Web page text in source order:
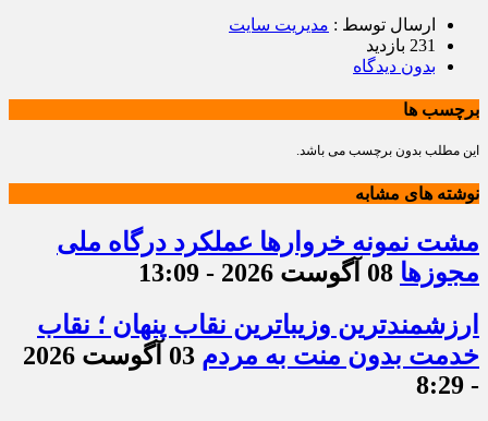
ارسال توسط : مدیریت سایت
231 بازدید
بدون دیدگاه
برچسب ها
این مطلب بدون برچسب می باشد.
نوشته های مشابه
مشت نمونه خروارها عملکرد درگاه ملی
مجوزها 08 آگوست 2026 - 13:09
ارزشمندترین وزیباترین نقاب پنهان ؛ نقاب
خدمت بدون منت به مردم
03 آگوست 2026
- 8:29